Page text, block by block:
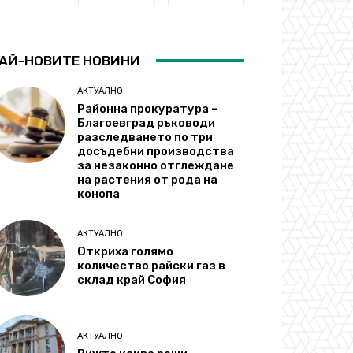
НОВИТЕ НОВИНИ
АКТУАЛНО
Районна прокуратура –
Благоевград ръководи
разследването по три
досъдебни производства
за незаконно отглеждане
на растения от рода на
конопа
АКТУАЛНО
Откриха голямо
количество райски газ в
склад край София
АКТУАЛНО